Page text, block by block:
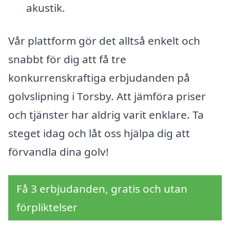
akustik.
Vår plattform gör det alltså enkelt och
snabbt för dig att få tre
konkurrenskraftiga erbjudanden på
golvslipning i Torsby. Att jämföra priser
och tjänster har aldrig varit enklare. Ta
steget idag och låt oss hjälpa dig att
förvandla dina golv!
Få 3 erbjudanden, gratis och utan
förpliktelser